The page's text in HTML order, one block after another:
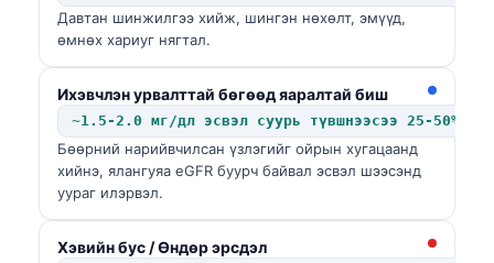
Давтан шинжилгээ хийж, шингэн нөхөлт, эмүүд,
өмнөх хариуг нягтал.
Ихэвчлэн урвалттай бөгөөд яаралтай биш
~1.5-2.0 мг/дл эсвэл суурь түвшнээсээ 25-50%
Бөөрний нарийвчилсан үзлэгийг ойрын хугацаанд
хийнэ, ялангуяа eGFR буурч байвал эсвэл шээсэнд
уураг илэрвэл.
Хэвийн бус / Өндөр эрсдэл
Беларуская мова
Frysk
Ślōnskŏ gŏdka
Norsk bokmål